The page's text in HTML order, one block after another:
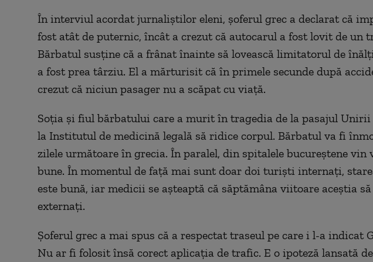
În interviul acordat jurnaliștilor eleni, șoferul grec a declarat că
fost atât de puternic, încât a crezut că autocarul a fost lovit de un
Bărbatul susține că a frânat înainte să lovească limitatorul de
a fost prea târziu. El a mărturisit că în primele secunde după
crezut că niciun pasager nu a scăpat cu viață.
Soția și fiul bărbatului care a murit în tragedia de la pasajul
la Institutul de medicină legală să ridice corpul. Bărbatul va fi
zilele următoare în grecia. În paralel, din spitalele bucureștene vin
bune. În momentul de față mai sunt doar doi turiști internați,
este bună, iar medicii se așteaptă că săptămâna viitoare aceștia
externați.
Șoferul grec a mai spus că a respectat traseul pe care i l-a indicat
Nu ar fi folosit însă corect aplicația de trafic. E o ipoteză lansată